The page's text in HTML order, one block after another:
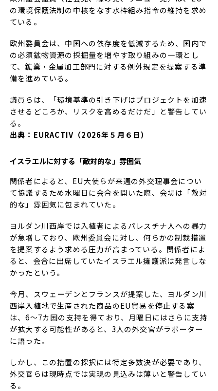
の環境保護法制の中核をなす水枠組み指令の維持を求め
ている。
欧州委員会は、中国への依存度を低減するため、国内で
の必須鉱物資源の採掘量を増やす取り組みの一環とし
て、鉱業・金属加工部門に対する例外規定を提案する準
備を進めている。
議員らは、「環境基準の引き下げはプロジェクトを加速
させるどころか、リスクを高めるだけだ」と警告してい
る。
出典：EURACTIV（2026年５月６日）
イスラエルに対する「敵対的な」雰囲気
関係者によると、EU大使らが来週の外交理事会につい
て協議するため水曜日に会合を開いた際、会場は「敵対
的な」雰囲気に包まれていた。
ヨルダン川西岸では入植者によるパレスチナ人への暴力
が急増しており、欧州委員会に対し、何らかの制裁措置
を提案するよう求める圧力が高まっている。関係者によ
ると、会合に出席していたイスラエル擁護派は発言しな
かったという。
今月、スウェーデンとフランスが提案した、ヨルダン川
西岸入植地で生産された商品のEU貿易を停止する案
は、6～7カ国の支持を得ており、月曜日にはさらに支持
が拡大する可能性があると、3人の外交官がラポーター
に語った。
しかし、この措置の採択には特定多数決が必要であり、
外交官らは現時点では実現の見込みは薄いと警告してい
る。